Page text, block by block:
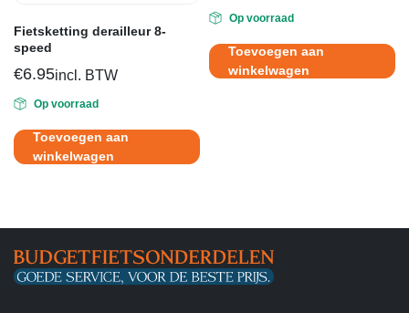
Fietsketting derailleur 8-
speed
€6.95incl. BTW
Op voorraad
Toevoegen aan
winkelwagen
prijs
was:
€12.95.
prijs
is:
€6.95.
Op voorraad
Toevoegen aan
winkelwagen